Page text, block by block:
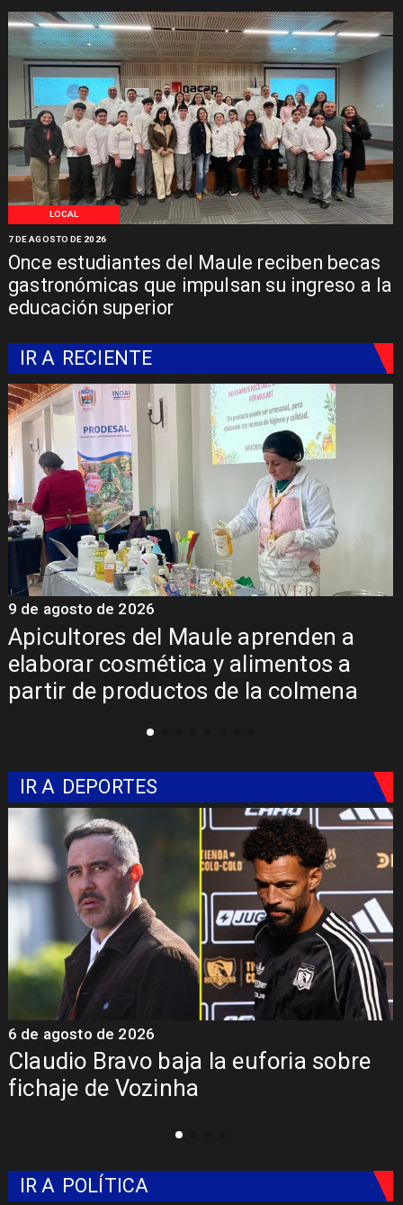
LOCAL
Once estudiantes del Maule reciben becas
gastronómicas que impulsan su ingreso a la
educación superior
7 DE AGOSTO DE 2026
IR A RECIENTE
Apicultores del Maule aprenden a
elaborar cosmética y alimentos a
partir de productos de la colmena
9 de agosto de 2026
IR A DEPORTES
Claudio Bravo baja la euforia sobre
fichaje de Vozinha
6 de agosto de 2026
IR A POLÍTICA